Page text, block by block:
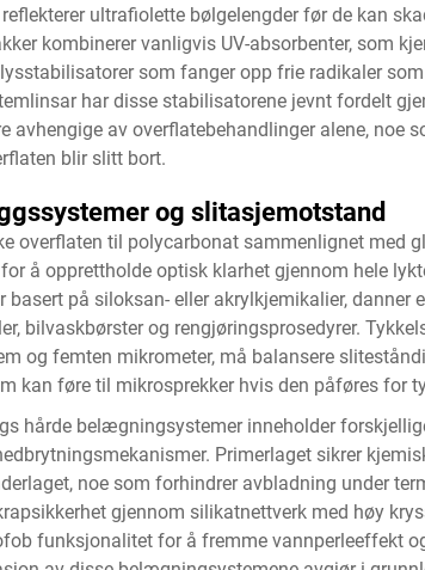
ultrafiolette bølgelengder før de kan
kombinerer vanligvis UV-absorbenter, som
som fanger opp frie radikaler
har disse stabilisatorene jevnt fordelt
avhengige av overflatebehandlinger alene, noe
blir slitt bort.
og slitasjemotstand
overflaten til polycarbonat sammenlignet med
å opprettholde optisk klarhet gjennom hele
basert på siloksan- eller akrylkjemikalier, danner
bilvaskbørster og rengjøringsprosedyrer.
og femten mikrometer, må balansere
kan føre til mikrosprekker hvis den påføres for
hårde belægningsystemer inneholder
Primerlaget sikrer
noe som forhindrer avbladning under
gjennom silikatnettverk med høy
funksjonalitet for å fremme vannperleeffekt